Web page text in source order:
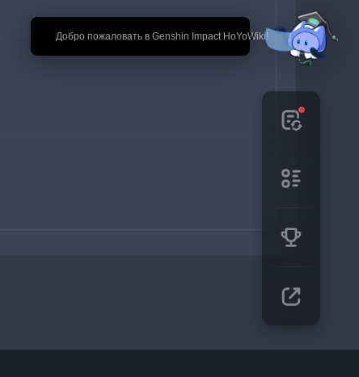
🎉 Добро пожаловать в Genshin Impact HoYoWiki!